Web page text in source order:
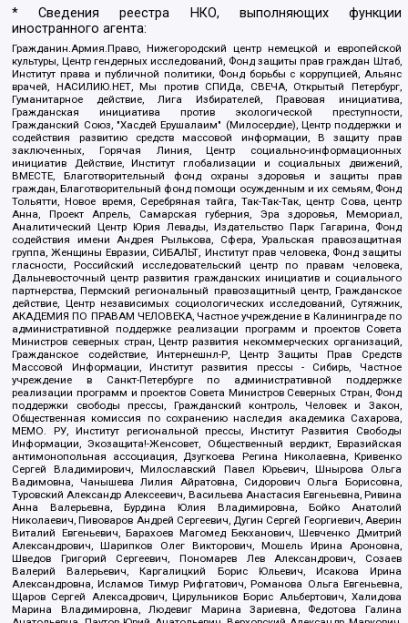
* Сведения реестра НКО, выполняющих функции
иностранного агента:
Гражданин.Армия.Право, Нижегородский центр немецкой и европейской
культуры, Центр гендерных исследований, Фонд защиты прав граждан Штаб,
Институт права и публичной политики, Фонд борьбы с коррупцией, Альянс
врачей, НАСИЛИЮ.НЕТ, Мы против СПИДа, СВЕЧА, Открытый Петербург,
Гуманитарное действие, Лига Избирателей, Правовая инициатива,
Гражданская инициатива против экологической преступности,
Гражданский Союз, "Хасдей Ерушалаим" (Милосердие), Центр поддержки и
содействия развитию средств массовой информации, В защиту прав
заключенных, Горячая Линия, Центр социально-информационных
инициатив Действие, Институт глобализации и социальных движений,
ВМЕСТЕ, Благотворительный фонд охраны здоровья и защиты прав
граждан, Благотворительный фонд помощи осужденным и их семьям, Фонд
Тольятти, Новое время, Серебряная тайга, Так-Так-Так, центр Сова, центр
Анна, Проект Апрель, Самарская губерния, Эра здоровья, Мемориал,
Аналитический Центр Юрия Левады, Издательство Парк Гагарина, Фонд
содействия имени Андрея Рылькова, Сфера, Уральская правозащитная
группа, Женщины Евразии, СИБАЛЬТ, Институт прав человека, Фонд защиты
гласности, Российский исследовательский центр по правам человека,
Дальневосточный центр развития гражданских инициатив и социального
партнерства, Пермский региональный правозащитный центр, Гражданское
действие, Центр независимых социологических исследований, Сутяжник,
АКАДЕМИЯ ПО ПРАВАМ ЧЕЛОВЕКА, Частное учреждение в Калининграде по
административной поддержке реализации программ и проектов Совета
Министров северных стран, Центр развития некоммерческих организаций,
Гражданское содействие, Интернешнл-Р, Центр Защиты Прав Средств
Массовой Информации, Институт развития прессы - Сибирь, Частное
учреждение в Санкт-Петербурге по административной поддержке
реализации программ и проектов Совета Министров Северных Стран, Фонд
поддержки свободы прессы, Гражданский контроль, Человек и Закон,
Общественная комиссия по сохранению наследия академика Сахарова,
МЕМО. РУ, Институт региональной прессы, Институт Развития Свободы
Информации, Экозащита!-Женсовет, Общественный вердикт, Евразийская
антимонопольная ассоциация, Дзугкоева Регина Николаевна, Кривенко
Сергей Владимирович, Милославский Павел Юрьевич, Шнырова Ольга
Вадимовна, Чанышева Лилия Айратовна, Сидорович Ольга Борисовна,
Туровский Александр Алексеевич, Васильева Анастасия Евгеньевна, Ривина
Анна Валерьевна, Бурдина Юлия Владимировна, Бойко Анатолий
Николаевич, Пивоваров Андрей Сергеевич, Дугин Сергей Георгиевич, Аверин
Виталий Евгеньевич, Барахоев Магомед Бекханович, Шевченко Дмитрий
Александрович, Шарипков Олег Викторович, Мошель Ирина Ароновна,
Шведов Григорий Сергеевич, Пономарев Лев Александрович, Созаев
Валерий Валерьевич, Каргалицкий Борис Юльевич, Исакова Ирина
Александровна, Исламов Тимур Рифгатович, Романова Ольга Евгеньевна,
Щаров Сергей Алексадрович, Цирульников Борис Альбертович, Халидова
Марина Владимировна, Людевиг Марина Зариевна, Федотова Галина